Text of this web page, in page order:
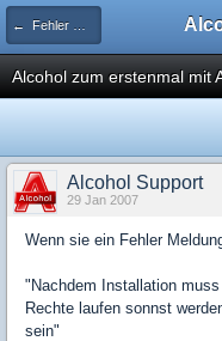
← Fehler Meldungen usw.
Alcohol zum erstenmal mit
Alcohol Support
29 Jan 2007
Wenn sie ein Fehler
"Nachdem Installation
Rechte laufen sonnst
sein"